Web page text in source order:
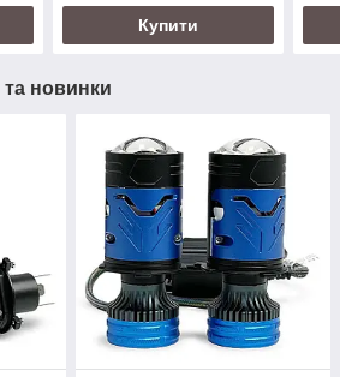
Купити
та новинки